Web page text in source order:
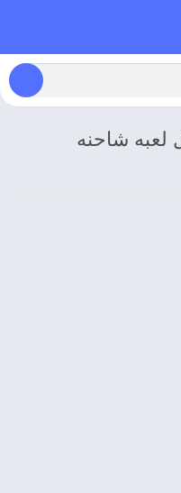
لعبه شاحنه